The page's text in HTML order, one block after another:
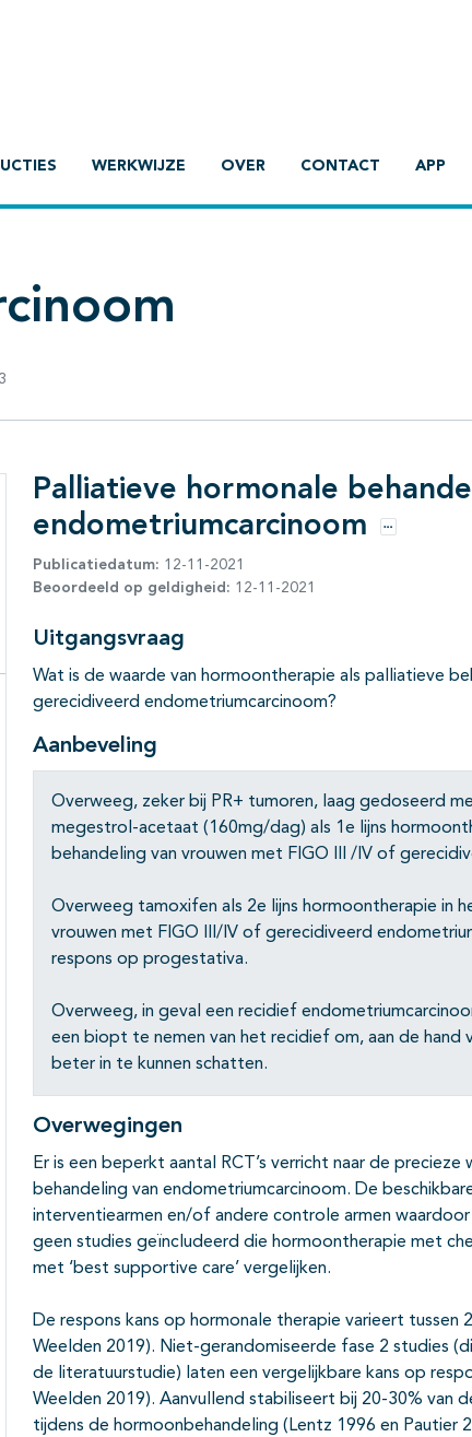
WERKWIJZE OVER CONTACT APP
binnen deze richtlijn
openklappen
open- en dichtklappen
open- en dichtklappen
Palliatieve hormonale
endometriumcarcinoom
Opties
Publicatiedatum: 12-11-2021
Beoordeeld op geldigheid: 12-11-2021
Uitgangsvraag
Wat is de waarde van hormoontherapie als palliatieve
gerecidiveerd endometriumcarcinoom?
Aanbeveling
Overweeg, zeker bij PR+ tumoren, laag gedoseerd
megestrol-acetaat (160mg/dag) als 1e lijns
behandeling van vrouwen met FIGO III /IV of
Overweeg tamoxifen als 2e lijns hormoontherapie in
vrouwen met FIGO III/IV of gerecidiveerd
respons op progestativa.
Overweeg, in geval een recidief
een biopt te nemen van het recidief om, aan de hand
beter in te kunnen schatten.
Overwegingen
Er is een beperkt aantal RCT’s verricht naar de
behandeling van endometriumcarcinoom. De
interventiearmen en/of andere controle armen
geen studies geïncludeerd die hormoontherapie met
met ‘best supportive care’ vergelijken.
De respons kans op hormonale therapie varieert tussen
Weelden 2019). Niet-gerandomiseerde fase 2 studies
de literatuurstudie) laten een vergelijkbare kans op
Weelden 2019). Aanvullend stabiliseert bij 20-30% van
tijdens de hormoonbehandeling (Lentz 1996 en Pautier